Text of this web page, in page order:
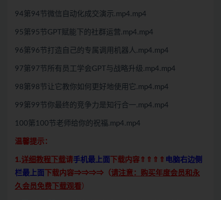
94第94节微信自动化成交演示.mp4.mp4
95第95节GPT赋能下的社群运营.mp4.mp4
96第96节打造自己的专属调用机器人.mp4.mp4
97第97节所有员工学会GPT与战略升级.mp4.mp4
98第98节让它教你如何更好地使用它.mp4.mp4
99第99节你最终的竞争力是知行合一.mp4.mp4
100第100节老师给你的祝福.mp4.mp4
温馨提示：
1.详细教程下载请手机最上面 下载内容⇑⇑⇑⇑ 电脑右边侧
栏最上面 下载内容⇒⇒⇒⇒（请注意：购买年度会员和永
久会员免费下载观看）